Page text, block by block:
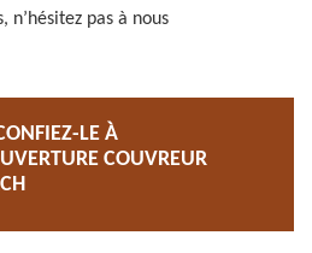
pas à nous
LE À
COUVREUR